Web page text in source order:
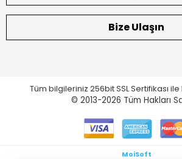
Bize Ulaşın
Tüm bilgileriniz 256bit SSL Sertifikası
© 2013-2026 Tüm Hakları
MoiSoft